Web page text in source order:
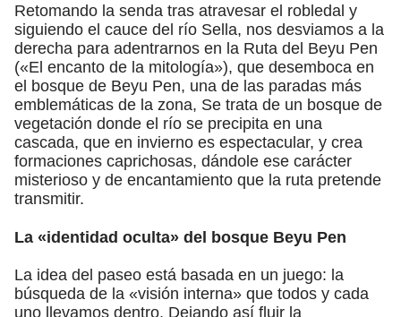
Retomando la senda tras atravesar el robledal y
siguiendo el cauce del río Sella, nos desviamos a la
derecha para adentrarnos en la Ruta del Beyu Pen
(«El encanto de la mitología»), que desemboca en
el bosque de Beyu Pen, una de las paradas más
emblemáticas de la zona, Se trata de un bosque de
vegetación donde el río se precipita en una
cascada, que en invierno es espectacular, y crea
formaciones caprichosas, dándole ese carácter
misterioso y de encantamiento que la ruta pretende
transmitir.
La «identidad oculta» del bosque Beyu Pen
La idea del paseo está basada en un juego: la
búsqueda de la «visión interna» que todos y cada
uno llevamos dentro. Dejando así fluir la